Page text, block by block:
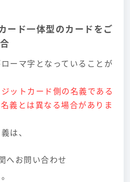
ード一体型のカードをご
ーマ字となっていることが
ットカード側の名義である
義とは異なる場合がありま
は、
へお問い合わせ